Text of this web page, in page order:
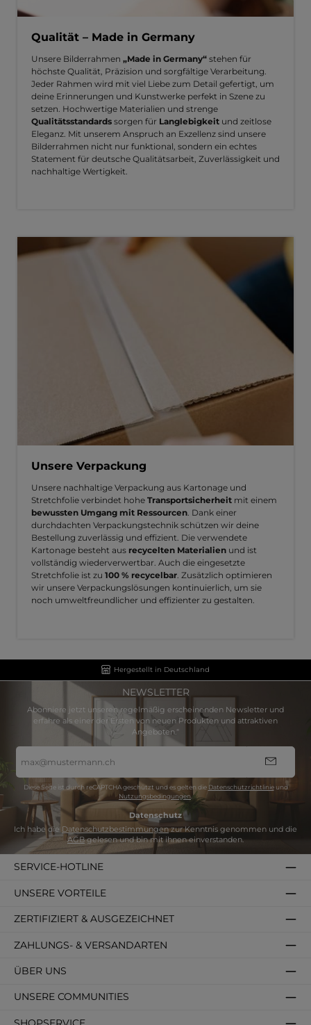
Qualität – Made in Germany
Unsere Bilderrahmen „Made in Germany“ stehen für
höchste Qualität, Präzision und sorgfältige Verarbeitung.
Jeder Rahmen wird mit viel Liebe zum Detail gefertigt, um
deine Erinnerungen und Kunstwerke perfekt in Szene zu
setzen. Hochwertige Materialien und strenge
Qualitätsstandards sorgen für Langlebigkeit und zeitlose
Eleganz. Mit unserem Anspruch an Exzellenz sind unsere
Bilderrahmen nicht nur funktional, sondern ein echtes
Statement für deutsche Qualitätsarbeit, Zuverlässigkeit und
nachhaltige Wertigkeit.
Unsere Verpackung
Unsere nachhaltige Verpackung aus Kartonage und
Stretchfolie verbindet hohe Transportsicherheit mit einem
bewussten Umgang mit Ressourcen. Dank einer
durchdachten Verpackungstechnik schützen wir deine
Bestellung zuverlässig und effizient. Die verwendete
Kartonage besteht aus recycelten Materialien und ist
vollständig wiederverwertbar. Auch die eingesetzte
Stretchfolie ist zu 100 % recycelbar. Zusätzlich optimieren
wir unsere Verpackungslösungen kontinuierlich, um sie
noch umweltfreundlicher und effizienter zu gestalten.
Hergestellt in Deutschland
NEWSLETTER
Abonniere jetzt unseren regelmäßig erscheinenden Newsletter und
erfahre als einer der Ersten von neuen Produkten und attraktiven
Angeboten.“
Mail-
Adresse
Diese Seite ist durch reCAPTCHA geschützt und es gelten die Datenschutzrichtlinieund
Nutzungsbedingungen
Datenschutz
Ich habe die Datenschutzbestimmungenzur Kenntnis genommen und die
AGBgelesen und bin mit ihnen einverstanden.
SERVICE-HOTLINE
ZAHLUNGS- & VERSANDARTEN
ÜBER UNS
ZERTIFIZIERT & AUSGEZEICHNET
UNSERE VORTEILE
UNSERE COMMUNITIES